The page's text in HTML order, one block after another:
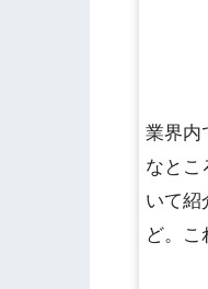
業界内
なとこ
いて紹
ど。こ